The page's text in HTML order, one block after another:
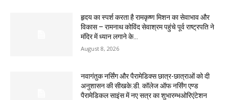
हृदय का स्पर्श करता है रामकृष्ण मिशन का सेवाभाव और
विकास – रामनाथ कोविंद सेवाश्रम पहुंचे पूर्व राष्ट्रपति ने
मंदिर में ध्यान लगाने के...
August 8, 2026
नवागंतुक नर्सिंग और पैरामेडिक्स छात्र-छात्राओं को दी
अनुशासन की सीखके.डी. कॉलेज ऑफ नर्सिंग एण्ड
पैरामेडिकल साइंस में नए सत्र का शुभारम्भओरिएंटेशन